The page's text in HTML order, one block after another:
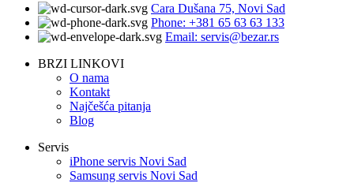
Cara Dušana 75, Novi Sad
Phone: +381 65 63 63 133
Email: servis@bezar.rs
BRZI LINKOVI
O nama
Kontakt
Najčešća pitanja
Blog
Servis
iPhone servis Novi Sad
Samsung servis Novi Sad